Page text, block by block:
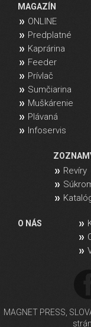
MAGAZÍN
ONLINE
Predplatné
Kaprárina
Feeder
Prívlač
Sumčiarina
Muškárenie
Plávaná
Infoservis
Revíry
O NÁS
MAGNET PRESS,